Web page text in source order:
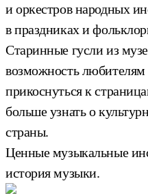
и оркестров народных
в праздниках и
Старинные гусли из
возможность
прикоснуться к
больше узнать о
страны.
Ценные музыкальные
история музыки.